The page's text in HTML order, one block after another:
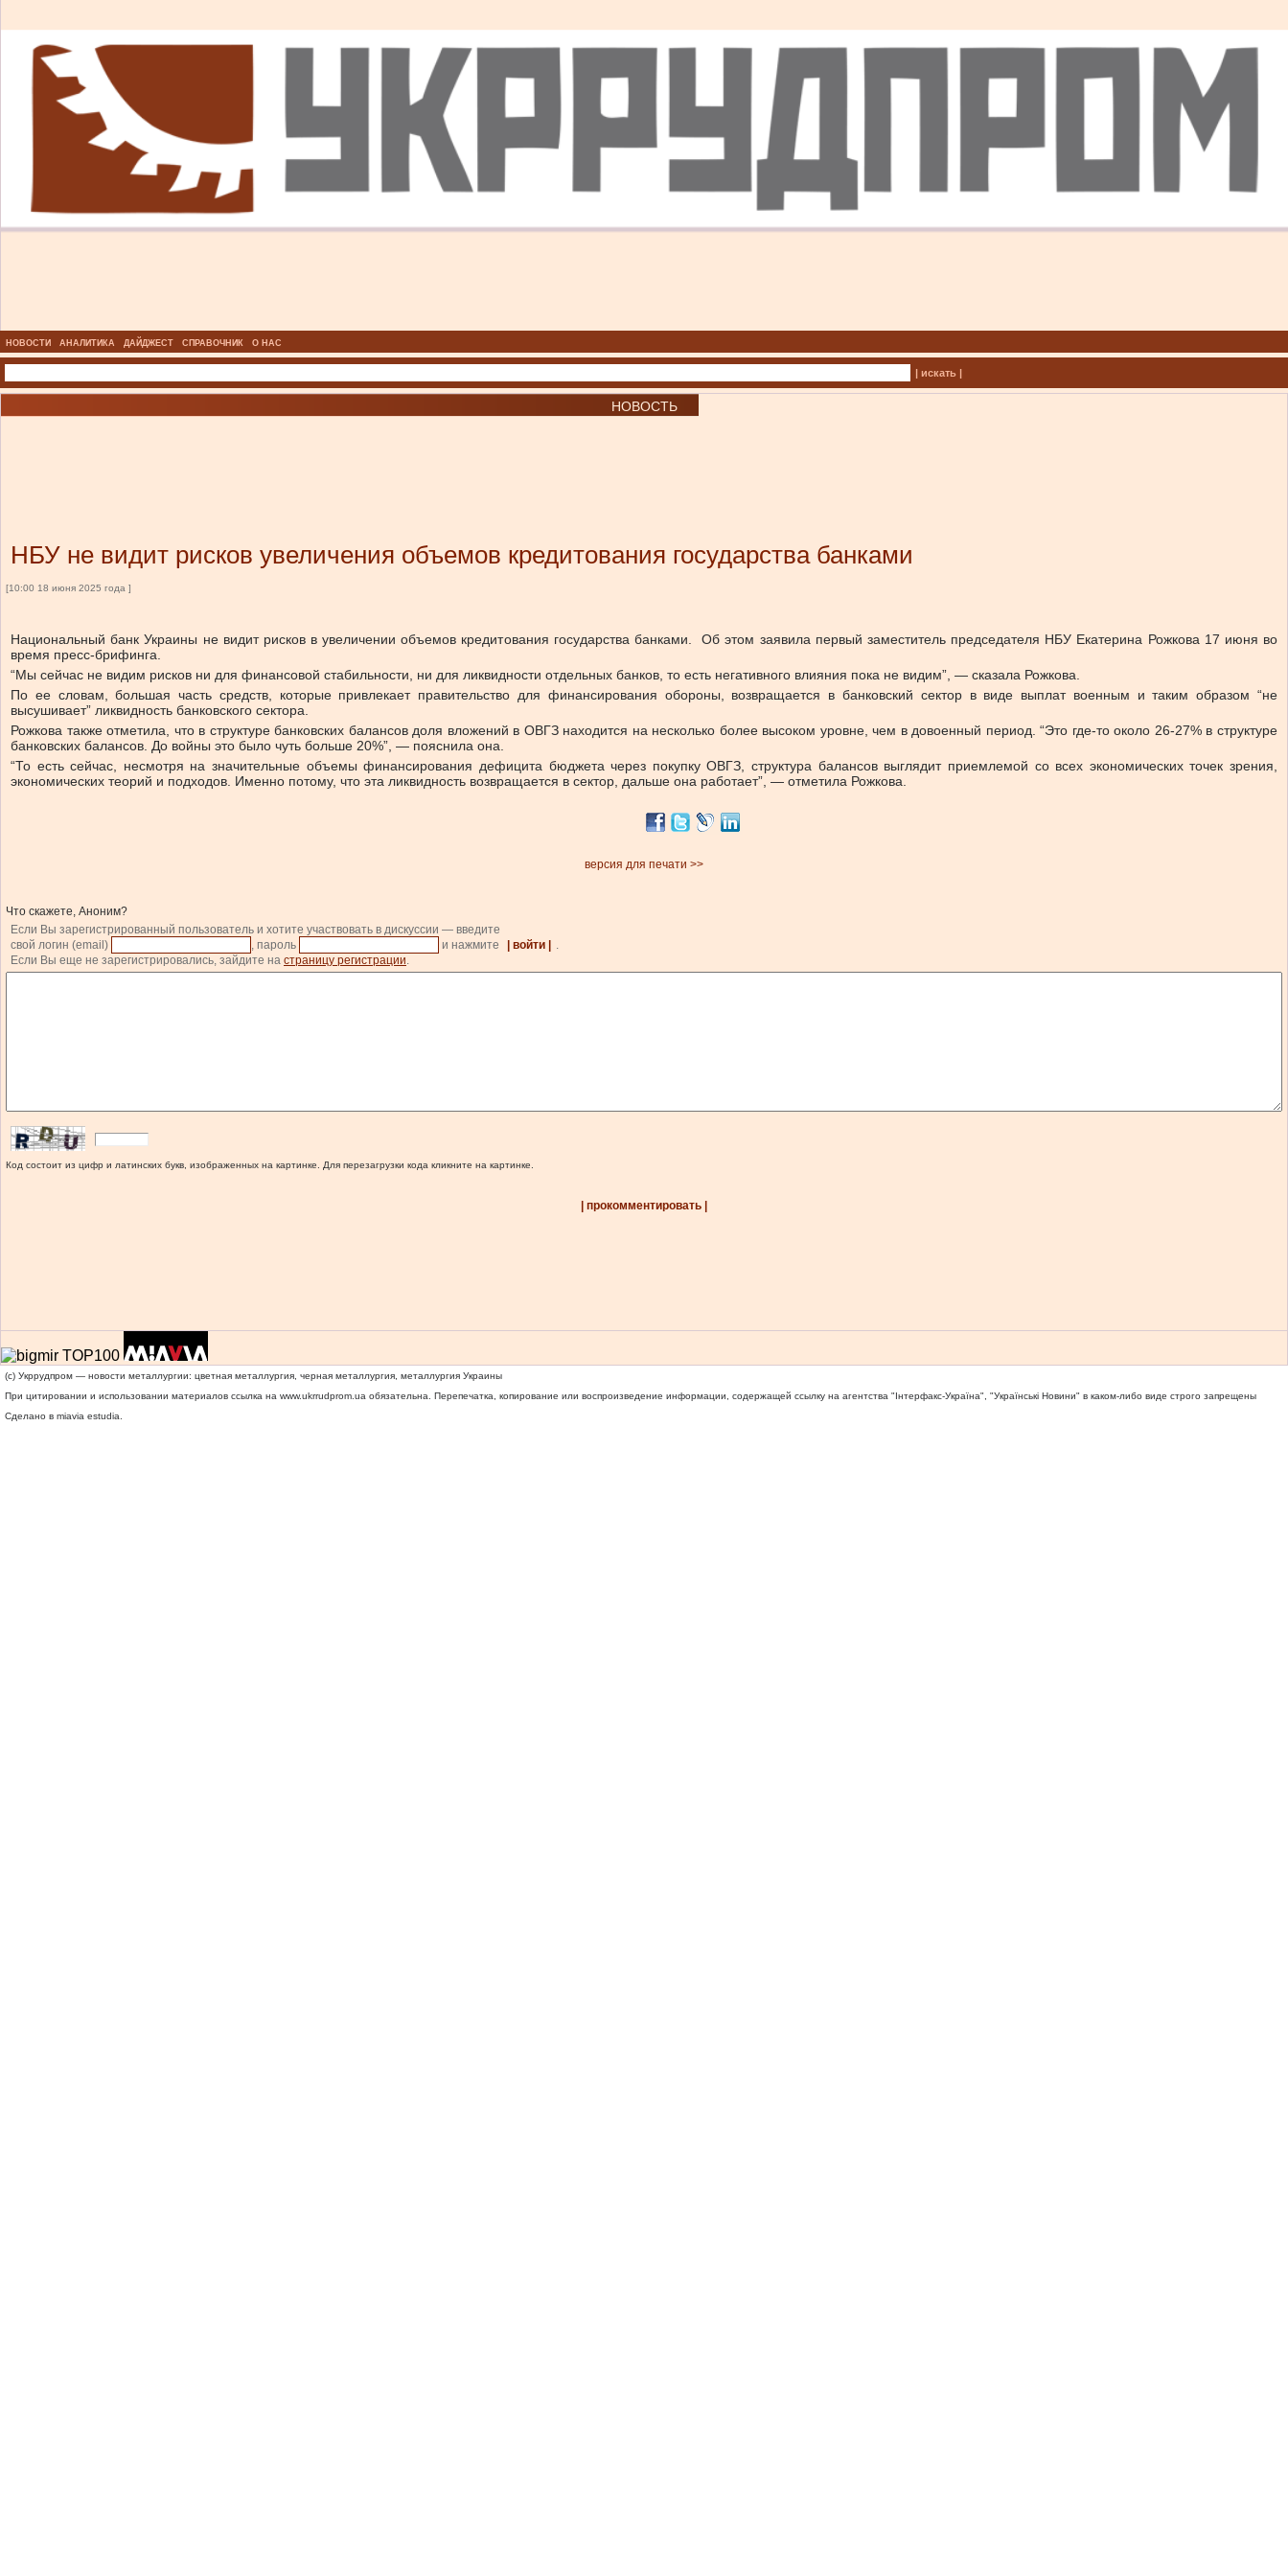
НОВОСТИ АНАЛИТИКА ДАЙДЖЕСТ СПРАВОЧНИК О НАС
| искать |
НОВОСТЬ
НБУ не видит рисков увеличения объемов кредитования государства банками
[10:00 18 июня 2025 года ]
Национальный банк Украины не видит рисков в увеличении объемов кредитования государства банками.
Об этом заявила первый заместитель председателя НБУ Екатерина Рожкова 17 июня во
время пресс-брифинга.
“Мы сейчас не видим рисков ни для финансовой стабильности, ни для ликвидности отдельных банков, то есть негативного влияния пока не видим”, — сказала Рожкова.
По ее словам, большая часть средств, которые привлекает правительство для финансирования обороны, возвращается в банковский сектор в виде выплат военным и таким образом “не
высушивает” ликвидность банковского сектора.
Рожкова также отметила, что в структуре банковских балансов доля вложений в ОВГЗ находится на несколько более высоком уровне, чем в довоенный период. “Это где-то около 26-27% в структуре
банковских балансов. До войны это было чуть больше 20%”, — пояснила она.
“То есть сейчас, несмотря на значительные объемы финансирования дефицита бюджета через покупку ОВГЗ, структура балансов выглядит приемлемой со всех экономических точек зрения,
экономических теорий и подходов. Именно потому, что эта ликвидность возвращается в сектор, дальше она работает”, — отметила Рожкова.
версия для печати >>
Что скажете, Аноним?
Если Вы зарегистрированный пользователь и хотите участвовать в дискуссии — введите
свой логин (email)
, пароль и нажмите | войти |
.
Если Вы еще не зарегистрировались, зайдите на страницу регистрации.
Код состоит из цифр и латинских букв, изображенных на картинке. Для перезагрузки кода кликните на картинке.
| прокомментировать |
(c) Укррудпром — новости металлургии: цветная металлургия, черная металлургия, металлургия Украины
При цитировании и использовании материалов ссылка на www.ukrrudprom.ua обязательна. Перепечатка, копирование или воспроизведение информации, содержащей ссылку на агентства "Iнтерфакс-Україна", "Українськi Новини" в каком-либо виде строго запрещены
Сделано в miavia estudia.